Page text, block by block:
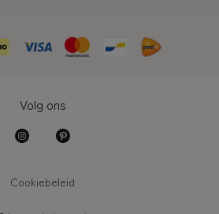
Volg ons
Cookiebeleid